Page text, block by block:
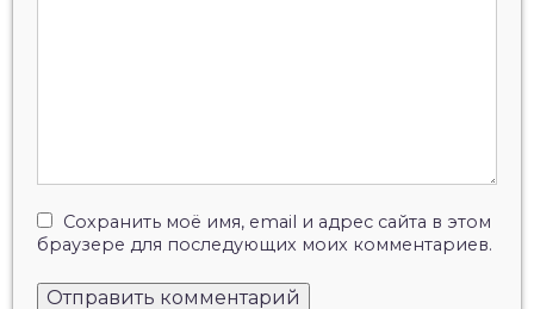
Сохранить моё имя, email и адрес сайта в этом
браузере для последующих моих комментариев.